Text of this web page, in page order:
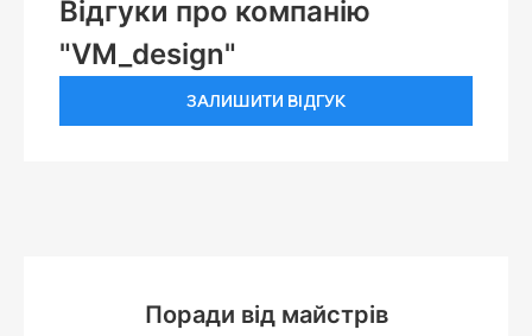
Відгуки про компанію
"VM_design"
ЗАЛИШИТИ ВІДГУК
Поради від майстрів